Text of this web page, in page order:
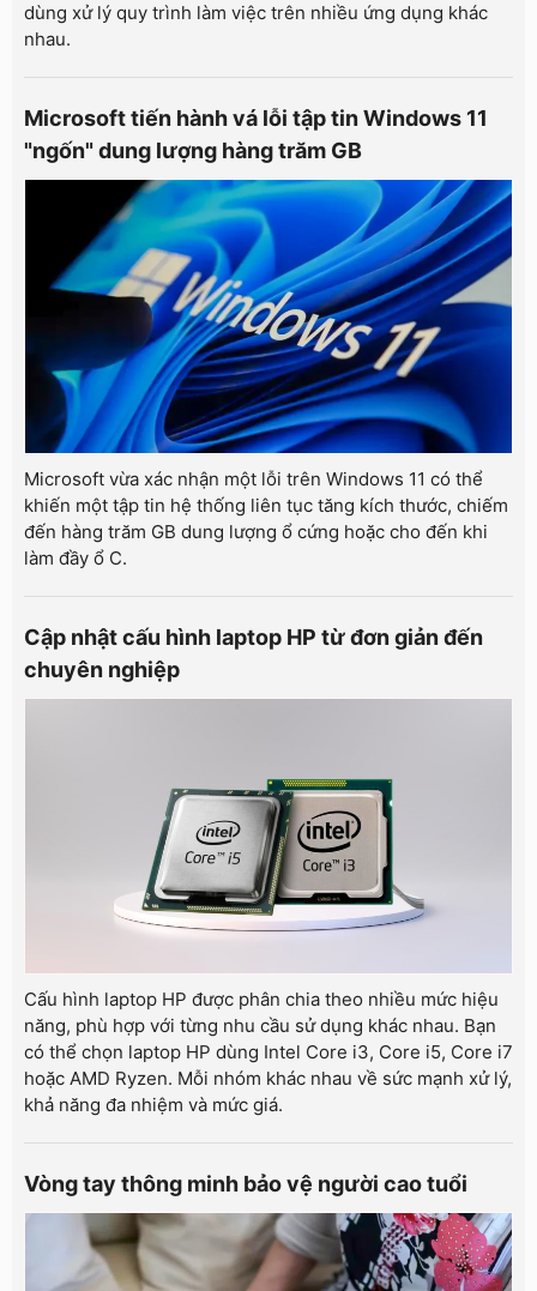
dùng xử lý quy trình làm việc trên nhiều ứng dụng khác
nhau.
Microsoft tiến hành vá lỗi tập tin Windows 11
"ngốn" dung lượng hàng trăm GB
Microsoft vừa xác nhận một lỗi trên Windows 11 có thể
khiến một tập tin hệ thống liên tục tăng kích thước, chiếm
đến hàng trăm GB dung lượng ổ cứng hoặc cho đến khi
làm đầy ổ C.
Cập nhật cấu hình laptop HP từ đơn giản đến
chuyên nghiệp
Cấu hình laptop HP được phân chia theo nhiều mức hiệu
năng, phù hợp với từng nhu cầu sử dụng khác nhau. Bạn
có thể chọn laptop HP dùng Intel Core i3, Core i5, Core i7
hoặc AMD Ryzen. Mỗi nhóm khác nhau về sức mạnh xử lý,
khả năng đa nhiệm và mức giá.
Vòng tay thông minh bảo vệ người cao tuổi